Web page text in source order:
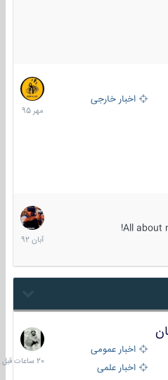
اخبار خارجی
27
مهر
1395
All
22
آبان
1392
اخبار عمومی
اخبار علمی
20
ساعات
قبل